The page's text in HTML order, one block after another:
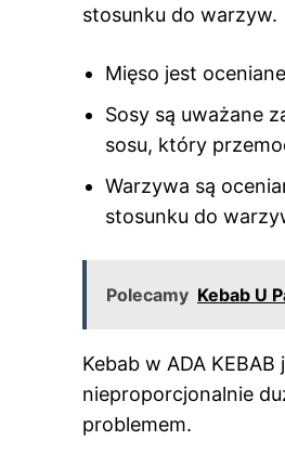
stosunku do warzyw.
Mięso jest
Sosy są uważane
sosu, który
Warzywa są
stosunku do
Polecamy Kebab U
Kebab w ADA
nieproporcjonalnie
problemem.